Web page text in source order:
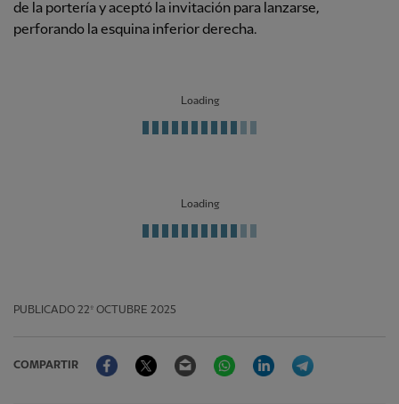
de la portería y aceptó la invitación para lanzarse,
perforando la esquina inferior derecha.
Loading
Loading
PUBLICADO 22º OCTUBRE 2025
COMPARTIR
FacebookTwitter Email WhatsAppLinkedIn